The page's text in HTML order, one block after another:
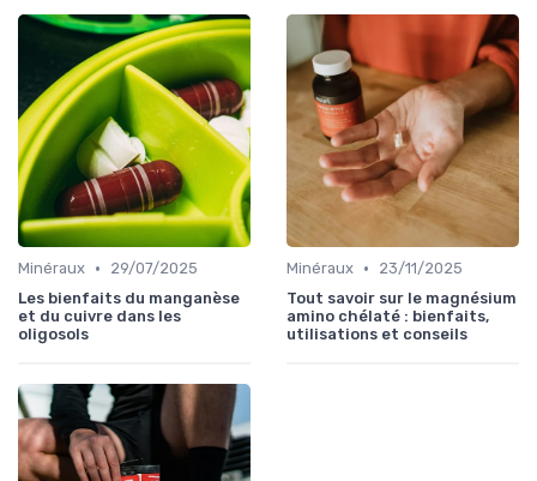
Minéraux •
29/07/2025
Les bienfaits du manganèse
et du cuivre dans les
oligosols
Minéraux •
23/11/2025
Tout savoir sur le magnésium
amino chélaté : bienfaits,
utilisations et conseils